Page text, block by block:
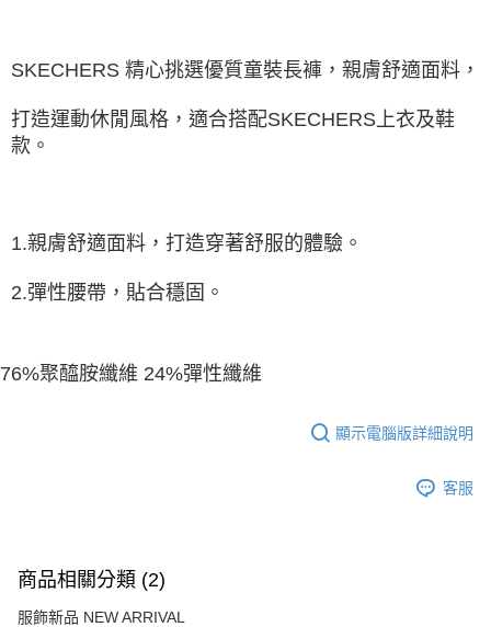
用戶於交易時，得透過本服務購買商品或服務，並由商店將買賣／分期付款
買賣價金債權讓與本公司後，依約使用本公司帳單繳交帳款。
資料（包含姓名、電話或地址）提供予台灣大哥大進項蒐集、處理及利用，
由本公司與您本人進行分期帳單所需資料之確認、核對及更正。
3.完整用戶服務條款，請詳閱以下連結：
SKECHERS 精心挑選優質童裝長褲，親膚舒適面料，
打造運動休閒風格，適合搭配SKECHERS上衣及鞋
款。
1.親膚舒適面料，打造穿著舒服的體驗。
2.彈性腰帶，貼合穩固。
76%聚醯胺纖維 24%彈性纖維
顯示電腦版詳細說明
客服
商品相關分類 (2)
服飾新品 NEW ARRIVAL